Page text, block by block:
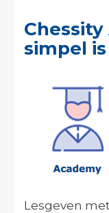
Chessity
simpel
Lesgeven